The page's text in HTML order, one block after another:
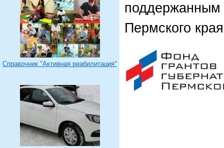
Справочник "Активная реабилитация"
Пермского